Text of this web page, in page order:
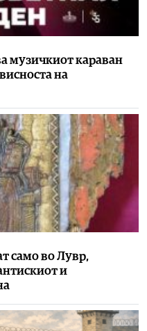
музичкиот караван
на
само во Лувр,
и